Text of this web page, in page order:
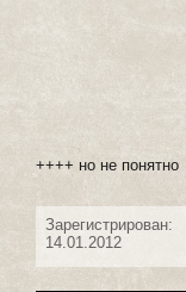
++++ но не понятно
Зарегистрирован:
14.01.2012